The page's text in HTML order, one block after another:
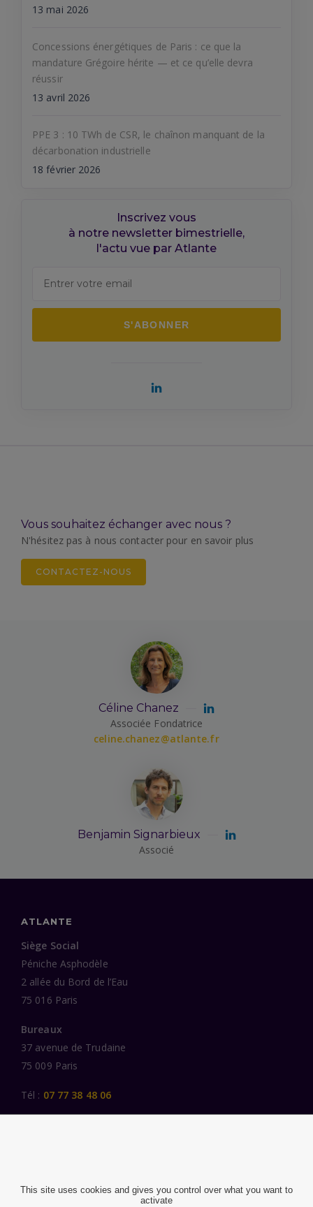
13 mai 2026
Concessions énergétiques de Paris : ce que la
mandature Grégoire hérite — et ce qu’elle devra
réussir
13 avril 2026
PPE 3 : 10 TWh de CSR, le chaînon manquant de la
décarbonation industrielle
18 février 2026
Inscrivez vous
à notre newsletter bimestrielle,
l'actu vue par Atlante
Vous souhaitez échanger avec nous ?
N'hésitez pas à nous contacter pour en savoir plus
CONTACTEZ-NOUS
Céline Chanez
Associée Fondatrice
celine.chanez@atlante.fr
Benjamin Signarbieux
Associé
ATLANTE
Siège Social
Péniche Asphodèle
2 allée du Bord de l’Eau
75 016 Paris
Bureaux
37 avenue de Trudaine
75 009 Paris
Tél : 07 77 38 48 06
DES FEMMES ET DES HOMMES ENGAGÉS
This site uses cookies and gives you control over what you want to
activate